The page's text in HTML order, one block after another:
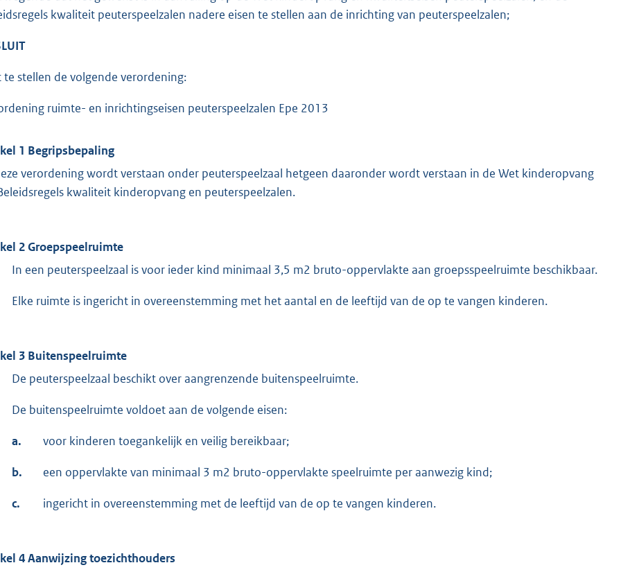
kwaliteit peuterspeelzalen nadere eisen te stellen aan de inrichting van peuterspeelzalen;
te stellen de volgende verordening:
ruimte- en inrichtingseisen peuterspeelzalen Epe 2013
1 Begripsbepaling
verordening wordt verstaan onder peuterspeelzaal hetgeen daaronder wordt verstaan in de Wet kinderopvang
kwaliteit kinderopvang en peuterspeelzalen.
2 Groepspeelruimte
In een peuterspeelzaal is voor ieder kind minimaal 3,5 m2 bruto-oppervlakte aan groepsspeelruimte beschikbaar.
Elke ruimte is ingericht in overeenstemming met het aantal en de leeftijd van de op te vangen kinderen.
3 Buitenspeelruimte
De peuterspeelzaal beschikt over aangrenzende buitenspeelruimte.
De buitenspeelruimte voldoet aan de volgende eisen:
a. voor kinderen toegankelijk en veilig bereikbaar;
b. een oppervlakte van minimaal 3 m2 bruto-oppervlakte speelruimte per aanwezig kind;
c. ingericht in overeenstemming met de leeftijd van de op te vangen kinderen.
4 Aanwijzing toezichthouders